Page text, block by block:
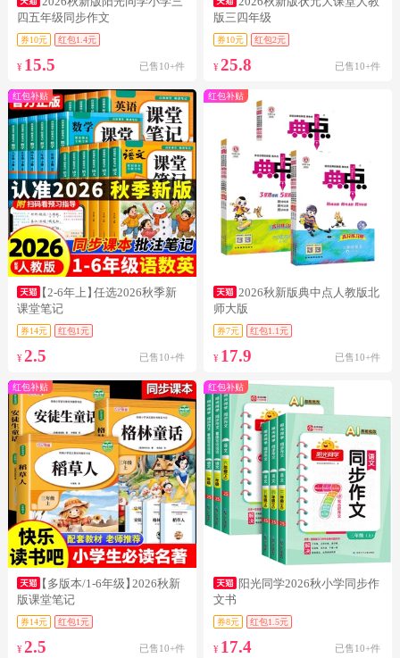
四五年级同步作文
券10元 红包1.4元
¥ 15.5 已售10+件
版三四年级
券10元 红包2元
¥25.8 已售10+件
红包补贴
【2-6年上】任选2026秋季新
课堂笔记
券14元 红包1元
¥ 2.5 已售10+件
红包补贴
2026秋新版典中点人教版北
师大版
券7元 红包1.1元
¥ 17.9 已售10+件
红包补贴
【多版本/1-6年级】2026秋新
版课堂笔记
券14元 红包1元
¥ 2.5 已售10+件
红包补贴
阳光同学2026秋小学同步作
文书
券8元 红包1.5元
¥ 17.4 已售10+件